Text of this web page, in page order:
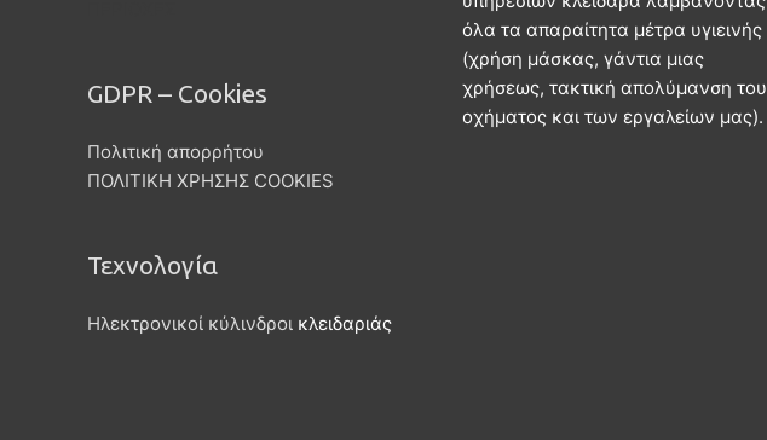
GDPR – Cookies
Πολιτική απορρήτου
ΠΟΛΙΤΙΚΗ ΧΡΗΣΗΣ COOKIES
Τεχνολογία
Ηλεκτρονικοί κύλινδροι κλειδαριάς
όλα τα απαραίτητα μέτρα υγιεινής
(χρήση μάσκας, γάντια μιας
χρήσεως, τακτική απολύμανση του
οχήματος και των εργαλείων μας).